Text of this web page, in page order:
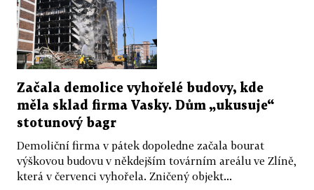
Začala demolice vyhořelé budovy, kde
měla sklad firma Vasky. Dům „ukusuje“
stotunový bagr
Demoliční firma v pátek dopoledne začala bourat
výškovou budovu v někdejším továrním areálu ve Zlíně,
která v červenci vyhořela. Zničený objekt...